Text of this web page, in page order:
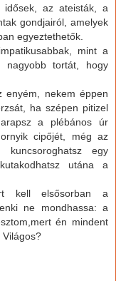
idősek, az ateisták, a
gondjairól, amelyek
egyeztethetők.
mint a
nagyobb tortát, hogy
nekem éppen
ha szépen pitizel
a plébános úr
cipőjét, még az
kuncsoroghatsz egy
utána a
kell elsősorban a
ne mondhassa: a
én mindent